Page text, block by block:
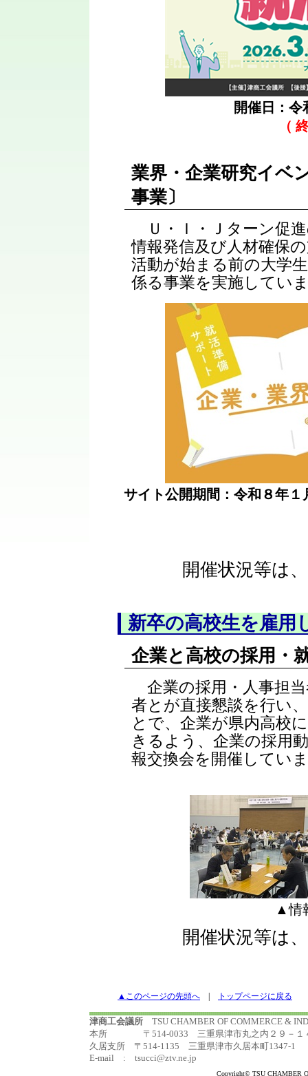
開催日：令
（
業界・企業研究イベ
事業〕
Ｕ・Ｉ・Ｊターン促
情報発信及び人材確保
活動が始まる前の大学
係る事業を実施してい
サイト公開期間：令和８年
開催状況等は、
新卒の高校生を雇用
企業と高校の採用・
企業の採用・人事担
者とが直接懇談を行い
とで、企業が県内高校
きるよう、企業の採用
報交換会を開催してい
▲情
開催状況等は、
▲このページの先頭へ トップページに戻る
津商工会議所 TSU CHAMBER OF COMMERCE &
本所 〒514-0033 三重県津市丸之内２９－
久居支所 〒514-1135 三重県津市久居本町1347-
E-mail : tsucci@ztv.ne.jp
Copyright© TSU CHAMBER